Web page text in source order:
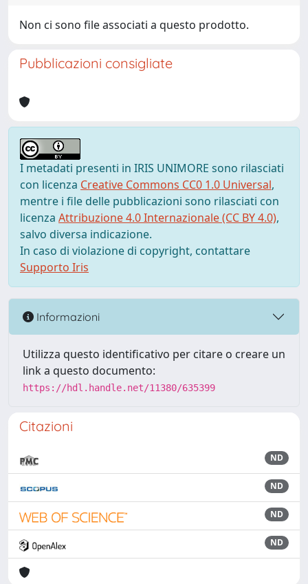
Non ci sono file associati a questo prodotto.
Pubblicazioni consigliate
I metadati presenti in IRIS UNIMORE sono rilasciati
con licenza Creative Commons CC0 1.0 Universal,
mentre i file delle pubblicazioni sono rilasciati con
licenza Attribuzione 4.0 Internazionale (CC BY 4.0),
salvo diversa indicazione.
In caso di violazione di copyright, contattare
Supporto Iris
Informazioni
Utilizza questo identificativo per citare o creare un
link a questo documento:
https://hdl.handle.net/11380/635399
Citazioni
ND
ND
ND
ND